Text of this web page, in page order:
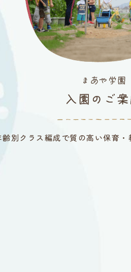
別クラス編成で質の高い保育・